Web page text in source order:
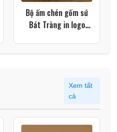
Bộ ấm chén gốm sứ
Bát Tràng in logo
Xem tất
cả